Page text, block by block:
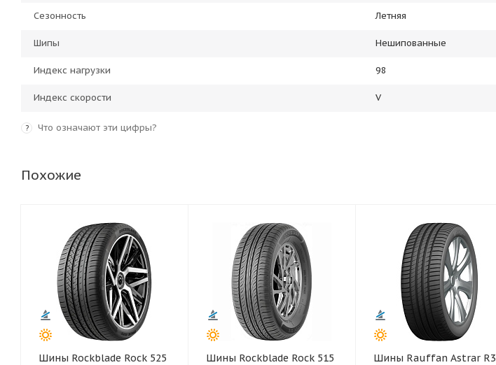
Сезонность Летняя
Шипы Нешипованные
Индекс нагрузки 98
Индекс скорости V
? Что означают эти цифры?
Похожие
Шины Rockblade Rock 525
Шины Rockblade Rock 515
Шины Rauffan Astrar R3